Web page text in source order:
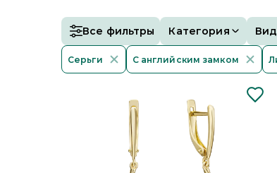
Все фильтры Категория
Серьги С английским замком